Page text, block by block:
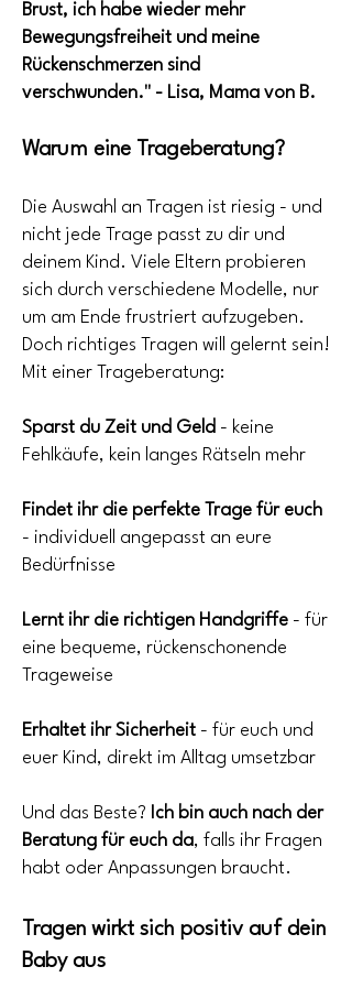
Brust, ich habe wieder mehr
Bewegungsfreiheit und meine
Rückenschmerzen sind
verschwunden." - Lisa, Mama von B.
Warum eine Trageberatung?
Die Auswahl an Tragen ist riesig - und
nicht jede Trage passt zu dir und
deinem Kind. Viele Eltern probieren
sich durch verschiedene Modelle, nur
um am Ende frustriert aufzugeben.
Doch richtiges Tragen will gelernt sein!
Mit einer Trageberatung:
Sparst du Zeit und Geld - keine
Fehlkäufe, kein langes Rätseln mehr
Findet ihr die perfekte Trage für euch
- individuell angepasst an eure
Bedürfnisse
Lernt ihr die richtigen Handgriffe - für
eine bequeme, rückenschonende
Trageweise
Erhaltet ihr Sicherheit - für euch und
euer Kind, direkt im Alltag umsetzbar
Und das Beste? Ich bin auch nach der
Beratung für euch da, falls ihr Fragen
habt oder Anpassungen braucht.
Tragen wirkt sich positiv auf dein
Baby aus